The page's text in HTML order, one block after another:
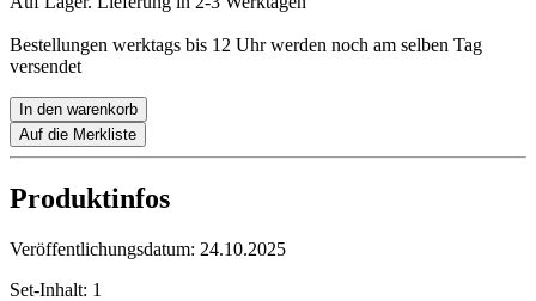
Bestellungen werktags bis 12 Uhr werden noch am selben Tag
versendet
In den warenkorb
Auf die Merkliste
Produktinfos
Veröffentlichungsdatum: 24.10.2025
Set-Inhalt: 1